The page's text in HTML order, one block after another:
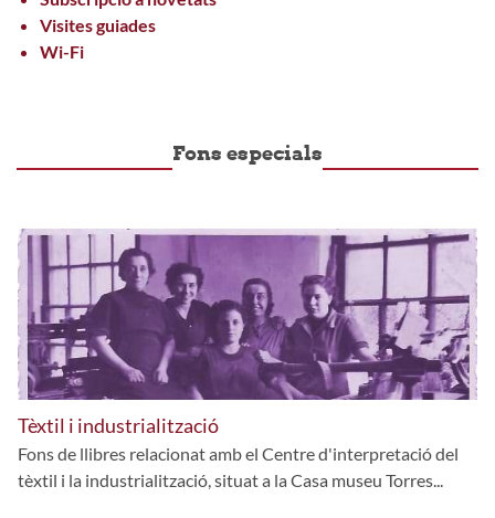
Visites guiades
Wi-Fi
Fons especials
Tèxtil i industrialització
Fons de llibres relacionat amb el Centre d'interpretació del
tèxtil i la industrialització, situat a la Casa museu Torres...